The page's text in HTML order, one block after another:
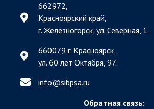
662972,
Красноярский край,
г. Железногорск, ул. Северная, 1.
660079 г. Красноярск,
ул. 60 лет Октября, 97.
info@sibpsa.ru
Обратная связь: